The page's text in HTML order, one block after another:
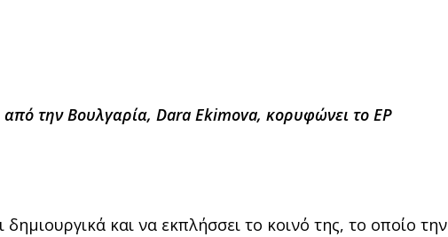
την Βουλγαρία, Dara Ekimova, κορυφώνει το EP
δημιουργικά και να εκπλήσσει το κοινό της, το οποίο την